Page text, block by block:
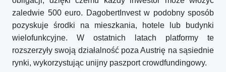
zaledwie 500 euro. DagobertInvest w podobny sposób
pozyskuje środki na mieszkania, hotele lub budynki
wielofunkcyjne. W ostatnich latach platformy te
rozszerzyły swoją działalność poza Austrię na sąsiednie
rynki, wykorzystując unijny paszport crowdfundingowy.